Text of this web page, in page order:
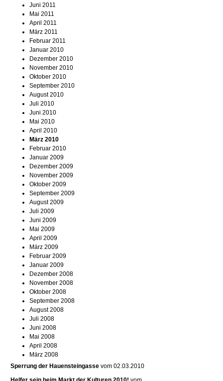
Juni 2011
Mai 2011
April 2011
März 2011
Februar 2011
Januar 2010
Dezember 2010
November 2010
Oktober 2010
September 2010
August 2010
Juli 2010
Juni 2010
Mai 2010
April 2010
März 2010
Februar 2010
Januar 2009
Dezember 2009
November 2009
Oktober 2009
September 2009
August 2009
Juli 2009
Juni 2009
Mai 2009
April 2009
März 2009
Februar 2009
Januar 2009
Dezember 2008
November 2008
Oktober 2008
September 2008
August 2008
Juli 2008
Juni 2008
Mai 2008
April 2008
März 2008
Sperrung der Hauensteingassevom 02.03.2010